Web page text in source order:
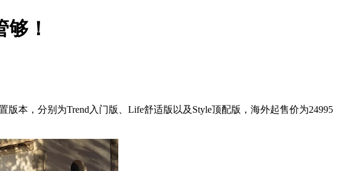
！
，分别为Trend入门版、Life舒适版以及Style顶配版，海外起售价为24995